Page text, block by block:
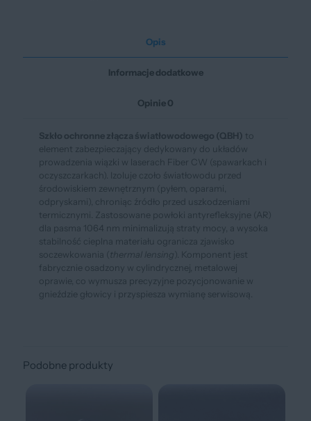
Opis
Informacje dodatkowe
Opinie0
Szkło ochronne złącza światłowodowego (QBH) to
element zabezpieczający dedykowany do układów
prowadzenia wiązki w laserach Fiber CW (spawarkach i
oczyszczarkach). Izoluje czoło światłowodu przed
środowiskiem zewnętrznym (pyłem, oparami,
odpryskami), chroniąc źródło przed uszkodzeniami
termicznymi. Zastosowane powłoki antyrefleksyjne (AR)
dla pasma 1064 nm minimalizują straty mocy, a wysoka
stabilność cieplna materiału ogranicza zjawisko
soczewkowania ( thermal lensing ). Komponent jest
fabrycznie osadzony w cylindrycznej, metalowej
oprawie, co wymusza precyzyjne pozycjonowanie w
gnieździe głowicy i przyspiesza wymianę serwisową.
Podobne produkty